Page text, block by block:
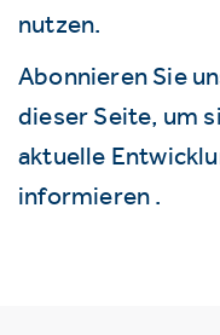
nutzen.
Abonnieren Sie
dieser Seite, um
aktuelle
informieren .